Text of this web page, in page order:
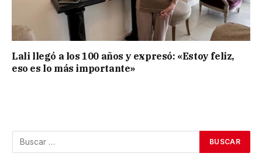
Lali llegó a los 100 años y expresó: «Estoy feliz,
eso es lo más importante»